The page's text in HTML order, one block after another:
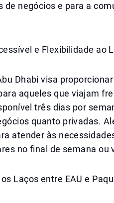
de negócios e para a
e Flexibilidade ao
Dhabi visa
aqueles que viajam
três dias por
quanto privadas.
atender às
no final de semana ou
Laços entre EAU e